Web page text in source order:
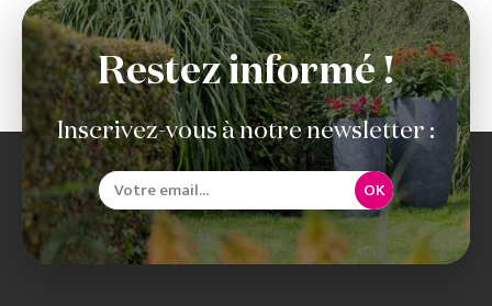
Restez informé !
Inscrivez-vous à notre newsletter :
OK